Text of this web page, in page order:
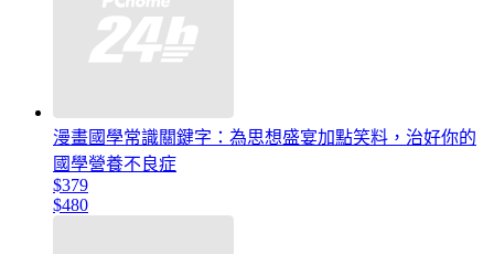
漫畫國學常識關鍵字：為思想盛宴加點笑料，治好你的
國學營養不良症
$379
$480